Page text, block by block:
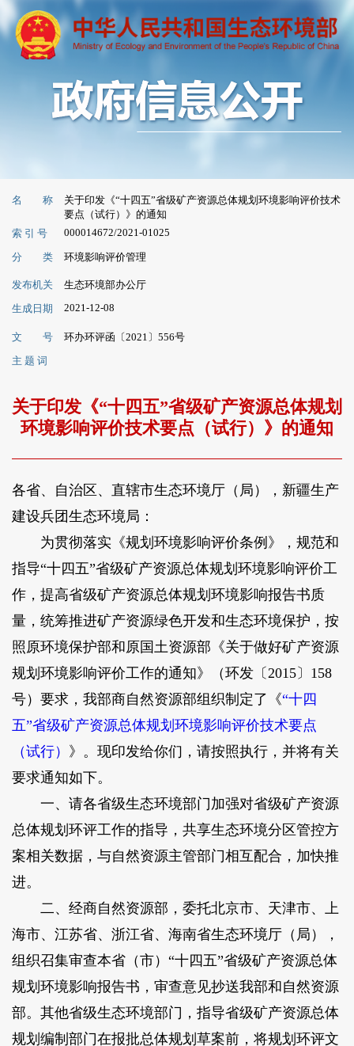
名 称
关于印发《“十四五”省级矿产资源总体规划环境影响评价技术
要点（试行）》的通知
索 引 号
000014672/2021-01025
分 类 环境影响评价管理
发布机关
生态环境部办公厅
生成日期
2021-12-08
文 号
环办环评函〔2021〕556号
主 题 词
关于印发《“十四五”省级矿产资源总体规划
环境影响评价技术要点（试行）》的通知
各省、自治区、直辖市生态环境厅（局），新疆生产
建设兵团生态环境局：
为贯彻落实《规划环境影响评价条例》，规范和
指导“十四五”省级矿产资源总体规划环境影响评价工
作，提高省级矿产资源总体规划环境影响报告书质
量，统筹推进矿产资源绿色开发和生态环境保护，按
照原环境保护部和原国土资源部《关于做好矿产资源
规划环境影响评价工作的通知》（环发〔2015〕158
号）要求，我部商自然资源部组织制定了《“十四
五”省级矿产资源总体规划环境影响评价技术要点
（试行）
》。现印发给你们，请按照执行，并将有关
要求通知如下。
一、请各省级生态环境部门加强对省级矿产资源
总体规划环评工作的指导，共享生态环境分区管控方
案相关数据，与自然资源主管部门相互配合，加快推
进。
二、经商自然资源部，委托北京市、天津市、上
海市、江苏省、浙江省、海南省生态环境厅（局），
组织召集审查本省（市）“十四五”省级矿产资源总体
规划环境影响报告书，审查意见抄送我部和自然资源
部。其他省级生态环境部门，指导省级矿产资源总体
规划编制部门在报批总体规划草案前，将规划环评文